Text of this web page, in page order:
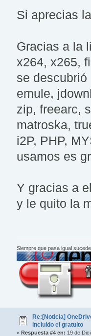
Si aprecias
Gracias a la
x264, x265,
se descubrió
emule,
zip, freearc,
matroska,
i2P, PHP,
usamos es
Y gracias a
y le quito la
Siempre que pasa igual
Re:[Noticia]
incluido el gratuito
« Respuesta #4 en: 19 de